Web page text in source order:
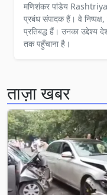
मणिशंकर पांडेय
प्रबंध संपादक हैं। वे
प्रतिबद्ध हैं। उनका उद्देश्य
तक पहुँचाना है।
ताज़ा खबर